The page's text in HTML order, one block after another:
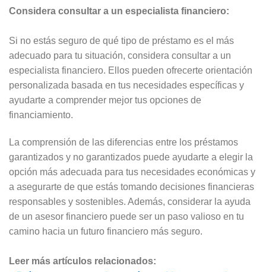
Considera consultar a un especialista financiero:
Si no estás seguro de qué tipo de préstamo es el más
adecuado para tu situación, considera consultar a un
especialista financiero. Ellos pueden ofrecerte orientación
personalizada basada en tus necesidades específicas y
ayudarte a comprender mejor tus opciones de
financiamiento.
La comprensión de las diferencias entre los préstamos
garantizados y no garantizados puede ayudarte a elegir la
opción más adecuada para tus necesidades económicas y
a asegurarte de que estás tomando decisiones financieras
responsables y sostenibles. Además, considerar la ayuda
de un asesor financiero puede ser un paso valioso en tu
camino hacia un futuro financiero más seguro.
Leer más artículos relacionados: